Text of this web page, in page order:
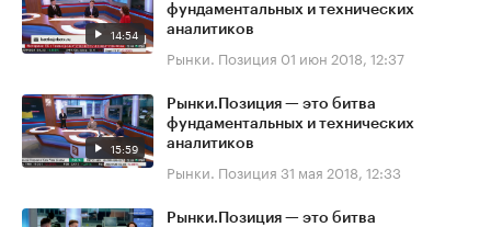
14:54
фундаментальных и технических
аналитиков
Рынки. Позиция 01 июн 2018, 12:37
15:59
Рынки.Позиция — это битва
фундаментальных и технических
аналитиков
Рынки. Позиция 31 мая 2018, 12:33
Рынки.Позиция — это битва